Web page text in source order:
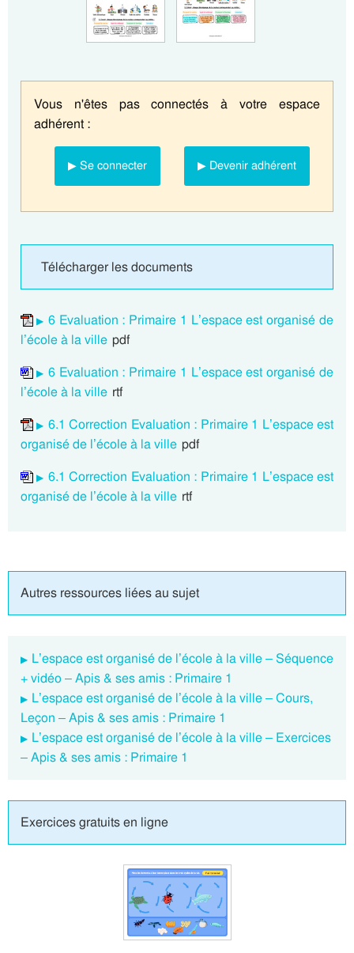
Vous n'êtes pas connectés à votre espace
adhérent :
▶ Se connecter ▶ Devenir adhérent
Télécharger les documents
6 Evaluation : Primaire 1 L’espace est organisé de
l’école à la ville pdf
6 Evaluation : Primaire 1 L’espace est organisé de
l’école à la ville rtf
6.1 Correction Evaluation : Primaire 1 L’espace est
organisé de l’école à la ville pdf
6.1 Correction Evaluation : Primaire 1 L’espace est
organisé de l’école à la ville rtf
Autres ressources liées au sujet
L’espace est organisé de l’école à la ville – Séquence
+ vidéo – Apis & ses amis : Primaire 1
L’espace est organisé de l’école à la ville – Cours,
Leçon – Apis & ses amis : Primaire 1
L’espace est organisé de l’école à la ville – Exercices
– Apis & ses amis : Primaire 1
Exercices gratuits en ligne